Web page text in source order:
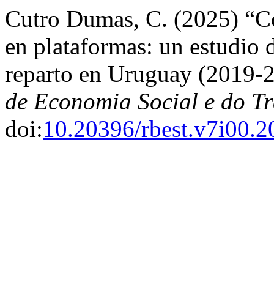
Cutro Dumas, C. (2025)
en plataformas: un estudio
reparto en Uruguay (2019-
de Economia Social e do
doi:10.20396/